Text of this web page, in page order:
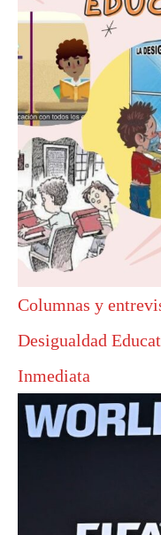
Columnas y
Desigualdad
Inmediata